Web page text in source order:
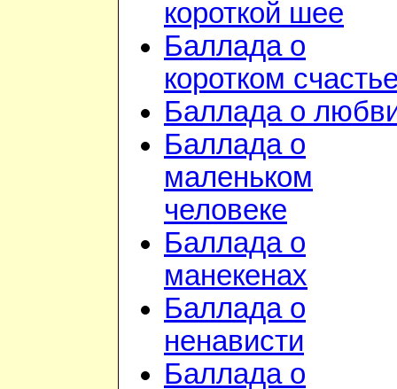
короткой шее
Баллада о
коротком
Баллада о
Баллада о
маленьком
человеке
Баллада о
манекенах
Баллада о
ненависти
Баллада о